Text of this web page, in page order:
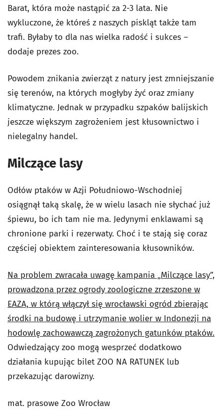
Barat, która może nastąpić za 2-3 lata. Nie
wykluczone, że któreś z naszych piskląt także tam
trafi. Byłaby to dla nas wielka radość i sukces –
dodaje prezes zoo.
Powodem znikania zwierząt z natury jest zmniejszanie
się terenów, na których mogłyby żyć oraz zmiany
klimatyczne. Jednak w przypadku szpaków balijskich
jeszcze większym zagrożeniem jest kłusownictwo i
nielegalny handel.
Milczące lasy
Odłów ptaków w Azji Południowo-Wschodniej
osiągnął taką skalę, że w wielu lasach nie słychać już
śpiewu, bo ich tam nie ma. Jedynymi enklawami są
chronione parki i rezerwaty. Choć i te stają się coraz
częściej obiektem zainteresowania kłusowników.
Na problem zwracała uwagę kampania „Milczące lasy”,
prowadzona przez ogrody zoologiczne zrzeszone w
EAZA, w którą włączył się wrocławski ogród zbierając
środki na budowę i utrzymanie wolier w Indonezji na
hodowlę zachowawczą zagrożonych gatunków ptaków.
Odwiedzający zoo mogą wesprzeć dodatkowo
działania kupując bilet ZOO NA RATUNEK lub
przekazując darowizny.
mat. prasowe Zoo Wrocław